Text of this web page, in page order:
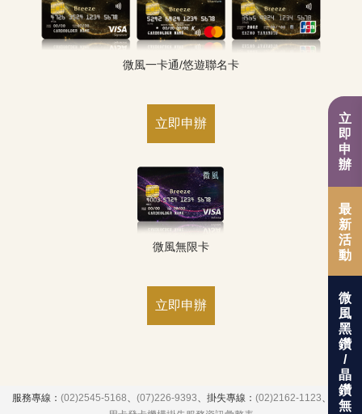
微風一卡通/悠遊聯名卡
立即申辦
微風無限卡
立即申辦
服務專線： (02)2545-5168 (07)226-9393 、掛失專線： (02)2162-1123
各信
最
新
活
動
微
風
黑
鑽
/
晶
鑽
無